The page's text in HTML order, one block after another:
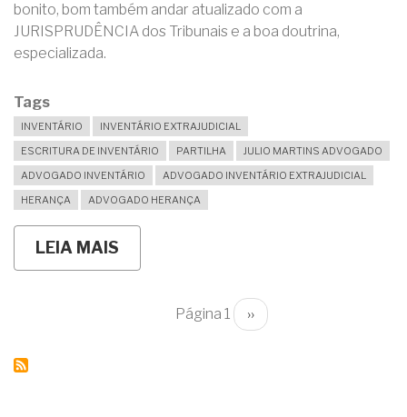
bonito, bom também andar atualizado com a
JURISPRUDÊNCIA dos Tribunais e a boa doutrina,
especializada.
Tags
INVENTÁRIO
INVENTÁRIO EXTRAJUDICIAL
ESCRITURA DE INVENTÁRIO
PARTILHA
JULIO MARTINS ADVOGADO
ADVOGADO INVENTÁRIO
ADVOGADO INVENTÁRIO EXTRAJUDICIAL
HERANÇA
ADVOGADO HERANÇA
LEIA MAIS
CONTASPágina 1
Próxima
página
››